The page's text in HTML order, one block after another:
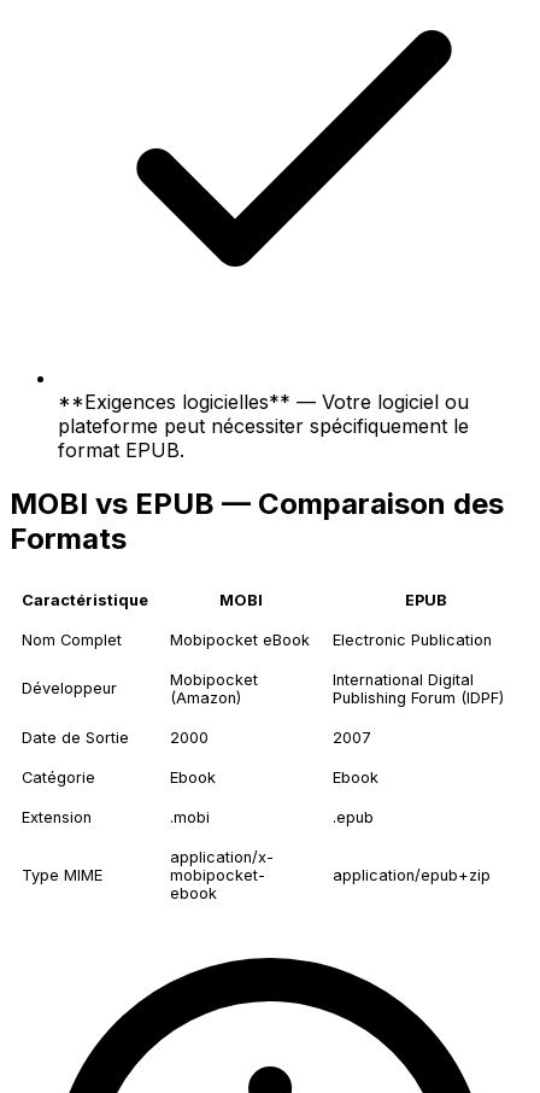
**Exigences logicielles** — Votre logiciel ou
plateforme peut nécessiter spécifiquement le
format EPUB.
MOBI vs EPUB — Comparaison des
Formats
Caractéristique MOBI EPUB
Nom Complet Mobipocket eBook Electronic Publication
Développeur
Mobipocket
(Amazon)
International Digital
Publishing Forum (IDPF)
Date de Sortie 2000 2007
Catégorie Ebook Ebook
Extension .mobi .epub
Type MIME
application/x-
mobipocket-
ebook
application/epub+zip